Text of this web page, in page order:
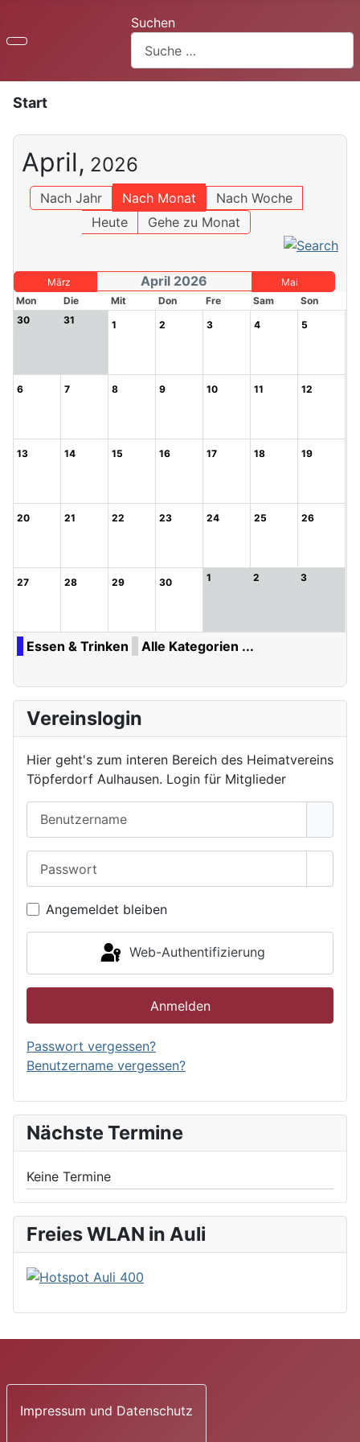
Suchen
Start
April, 2026
Nach Jahr Nach Monat
Nach Woche
Heute
Gehe zu Monat
März April 2026
Mai
Mon
Die Mit Don Fre Sam
Son
30
31 1 2 3 4 5
6 7 8 9 10 11 12
13 14 15 16 17 18 19
20 21 22 23 24 25 26
27 28 29 30 1 2 3
Essen & Trinken Alle Kategorien ...
Vereinslogin
Hier geht's zum interen Bereich des Heimatvereins
Töpferdorf Aulhausen. Login für Mitglieder
Angemeldet bleiben
Web-Authentifizierung
Anmelden
Passwort vergessen?
Benutzername vergessen?
Nächste Termine
Keine Termine
Freies WLAN in Auli
Impressum und Datenschutz